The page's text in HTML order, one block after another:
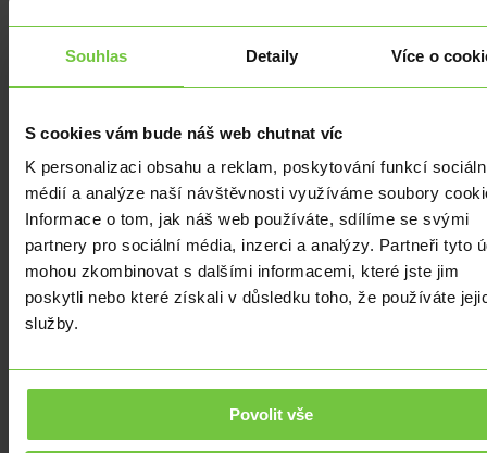
Souhlas Detaily Více o
S cookies vám bude náš web chutnat víc
K personalizaci obsahu a reklam, poskytování funkcí
médií a analýze naší návštěvnosti využíváme soubory
Informace o tom, jak náš web používáte, sdílíme se svými
partnery pro sociální média, inzerci a analýzy. Partneři tyto
mohou zkombinovat s dalšími informacemi, které jste jim
poskytli nebo které získali v důsledku toho, že používáte
služby.
Povolit vše
druhý
pohled
už
ten
nárůst
inflace
v
září
nevypadá
tak
a